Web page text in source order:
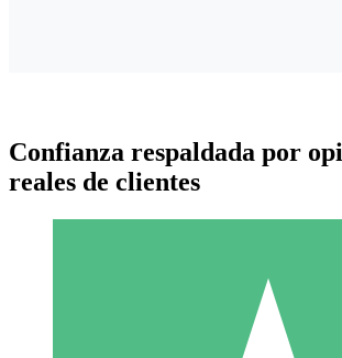
Paquetes de Créditos
Confianza respaldada por
reales de clientes